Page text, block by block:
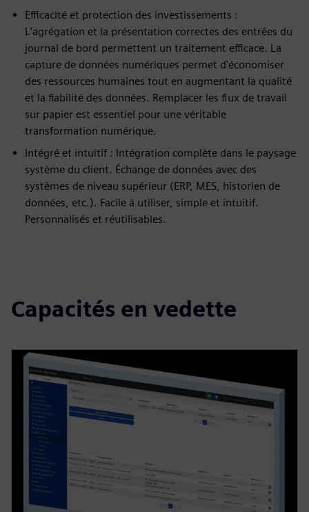
Efficacité et protection des investissements :
L'agrégation et la présentation correctes des entrées du
journal de bord permettent un traitement efficace. La
capture de données numériques permet d'économiser
des ressources humaines tout en augmentant la qualité
et la fiabilité des données. Remplacer les flux de travail
sur papier est essentiel pour une véritable
transformation numérique.
Intégré et intuitif : Intégration complète dans le paysage
système du client. Échange de données avec des
systèmes de niveau supérieur (ERP, MES, historien de
données, etc.). Facile à utiliser, simple et intuitif.
Personnalisés et réutilisables.
Capacités en vedette